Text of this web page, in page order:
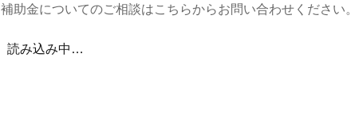
補助金についてのご相談はこちらからお問い合わせください。